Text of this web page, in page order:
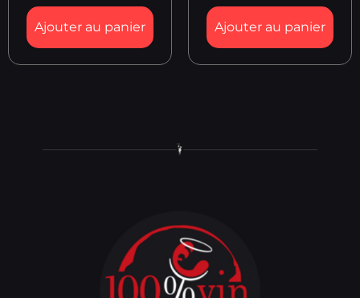
Ajouter au panier Ajouter au panier